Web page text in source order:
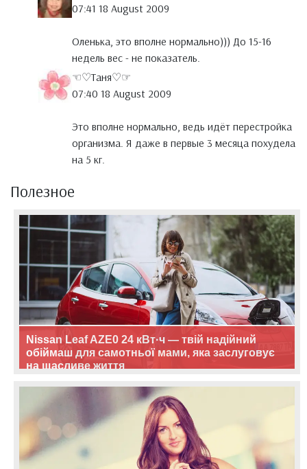
07:41 18 August 2009
Оленька, это вполне нормально))) До 15-16
недель вес - не показатель.
☜♡Таня♡☞
07:40 18 August 2009
Это вполне нормально, ведь идёт перестройка
организма. Я даже в первые 3 месяца похудела
на 5 кг.
Полезное
Nissan Leaf AZE0 24 кВт·ч — твій надійний
обіймаш для самотньої мами, яка заслуговує
на щасливе життя